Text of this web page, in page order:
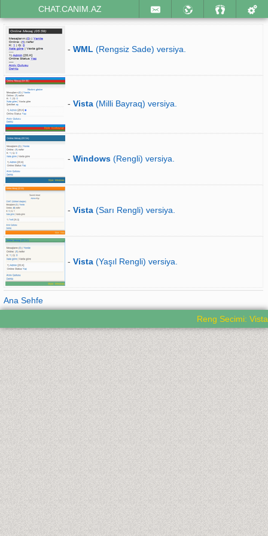
CHAT.CANIM.AZ
- WML (Rengsiz Sade) versiya.
- Vista (Milli Bayraq) versiya.
- Windows (Rengli) versiya.
- Vista (Sarı Rengli) versiya.
- Vista (Yaşıl Rengli) versiya.
Ana Sehfe
Reng Secimi: Vista